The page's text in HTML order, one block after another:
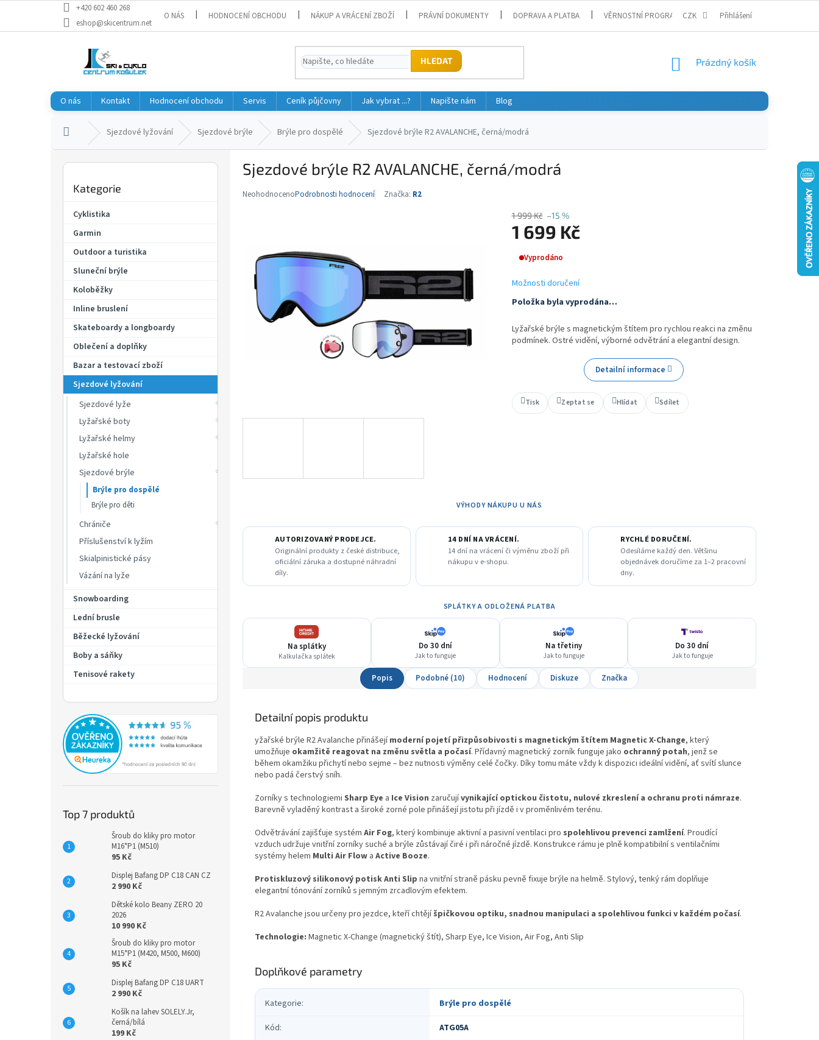
obsah
+420 602 460 268
eshop@skicentrum.net
O NÁS HODNOCENÍ OBCHODU NÁKUP A VRÁCENÍ ZBOŽÍ PRÁVNÍ DOKUMENTY DOPRAVA A PLATBA VĚRNOSTNÍ PROGRAM CZK Přihlášení
HLEDAT
NÁKUPNÍ
Prázdný košík
O nás Kontakt Hodnocení obchodu Servis Ceník půjčovny Jak vybrat ...? Napište nám Blog
Domů Sjezdové lyžování Sjezdové brýle Brýle pro dospělé Sjezdové brýle R2 AVALANCHE, černá/modrá
kategorie
Kategorie
Cyklistika
Garmin
Outdoor a turistika
Sluneční brýle
Koloběžky
Inline bruslení
Skateboardy a longboardy
Oblečení a doplňky
Bazar a testovací zboží
Sjezdové lyžování
Sjezdové lyže
Lyžařské boty
Lyžařské helmy
Lyžařské hole
Sjezdové brýle
Brýle pro dospělé
Brýle pro děti
Chrániče
Příslušenství k lyžím
Skialpinistické pásy
Vázání na lyže
Snowboarding
Lední brusle
Běžecké lyžování
Boby a sáňky
Tenisové rakety
Top 7 produktů
Šroub do kliky pro motor
M16*P1 (M510)
95 Kč
Displej Bafang DP C18 CAN CZ
2 990 Kč
Dětské kolo Beany ZERO 20
2026
10 990 Kč
Šroub do kliky pro motor
M15*P1 (M420, M500, M600)
95 Kč
Displej Bafang DP C18 UART
2 990 Kč
Košík na lahev SOLELY.Jr,
černá/bílá
199 Kč
Sjezdové brýle R2 AVALANCHE, černá/modrá
Průměrné
hvězdiček.
NeohodnocenoPodrobnosti hodnocení Značka: R2
1 999 Kč –15 %
1 699 Kč
Měrná
cena:
Vyprodáno
Možnosti doručení
Položka byla vyprodána…
Lyžařské brýle s magnetickým štítem pro rychlou reakci na změnu
podmínek. Ostré vidění, výborné odvětrání a elegantní design.
Detailní informace
Tisk Zeptat se Hlídat Sdílet
VÝHODY NÁKUPU U NÁS
AUTORIZOVANÝ PRODEJCE.
Originální produkty z české distribuce,
oficiální záruka a dostupné náhradní
díly.
14 DNÍ NA VRÁCENÍ.
14 dní na vrácení či výměnu zboží při
nákupu v e-shopu.
RYCHLÉ DORUČENÍ.
Odesíláme každý den. Většinu
objednávek doručíme za 1–2 pracovní
dny.
SPLÁTKY A ODLOŽENÁ PLATBA
Na splátky
Kalkulačka splátek
Do 30 dní
Jak to funguje
Na třetiny
Jak to funguje
Do 30 dní
Jak to funguje
Popis Podobné (10) Hodnocení Diskuze Značka
Detailní popis produktu
yžařské brýle R2 Avalanche přinášejímoderní pojetí přizpůsobivosti s magnetickým štítem Magnetic X-Change, který
umožňuje okamžitě reagovat na změnu světla a počasí. Přídavný magnetický zorník funguje jako ochranný potah, jenž se
během okamžiku přichytí nebo sejme – bez nutnosti výměny celé čočky. Díky tomu máte vždy k dispozici ideální vidění, ať svítí slunce
nebo padá čerstvý sníh.
Zorníky s technologiemi Sharp Eye a Ice Vision zaručujívynikající optickou čistotu, nulové zkreslení a ochranu proti námraze.
Barevně vyladěný kontrast a široké zorné pole přinášejí jistotu při jízdě i v proměnlivém terénu.
Odvětrávání zajišťuje systém Air Fog, který kombinuje aktivní a pasivní ventilaci pro spolehlivou prevenci zamlžení. Proudící
vzduch udržuje vnitřní zorníky suché a brýle zůstávají čiré i při náročné jízdě. Konstrukce rámu je plně kompatibilní s ventilačními
systémy helem Multi Air Flow a Active Booze.
Protiskluzový silikonový potisk Anti Slip na vnitřní straně pásku pevně fixuje brýle na helmě. Stylový, tenký rám doplňuje
elegantní tónování zorníků s jemným zrcadlovým efektem.
R2 Avalanche jsou určeny pro jezdce, kteří chtějíšpičkovou optiku, snadnou manipulaci a spolehlivou funkci v každém počasí.
Technologie: Magnetic X-Change (magnetický štít), Sharp Eye, Ice Vision, Air Fog, Anti Slip
Doplňkové parametry
Kategorie:
Brýle pro dospělé
Kód:
ATG05A